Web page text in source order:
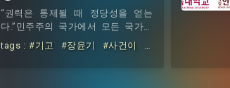
통화를 하며 불편한 이야기를 한다
면, 그렇지 않아도 긴장하고 있을 수
행비서는 도지사의 언행에 민감하게
반응할 수 밖에 없다”는 점을 예로 들
“권력은 통제될 때 정당성을 얻는
다.”민주주의 국가에서 모든 국가권
력은 견제를 전제로 한다. 국회는 국
민의 통제를 받고, 정부는 국회의 감
tags : #기고 #장윤기 #사건이
#